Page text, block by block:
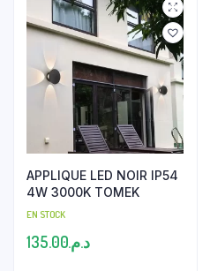
APPLIQUE LED NOIR IP54
4W 3000K TOMEK
EN STOCK
د.م.135.00